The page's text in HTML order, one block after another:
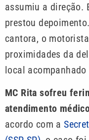
assumiu a direção.
prestou
cantora, o
proximidades da
local
MC Rita sofreu
atendimento
acordo com a